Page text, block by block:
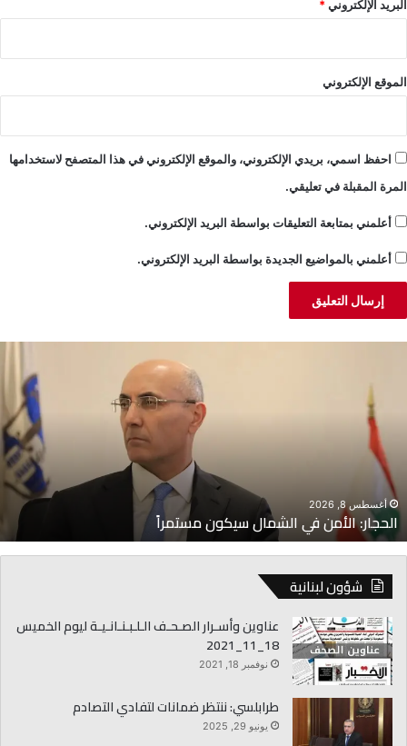
البريد الإلكتروني*
الموقع الإلكتروني
احفظ اسمي، بريدي الإلكتروني، والموقع الإلكتروني في هذا المتصفح لاستخدامها
المرة المقبلة في تعليقي.
أعلمني بمتابعة التعليقات بواسطة البريد الإلكتروني.
أعلمني بالمواضيع الجديدة بواسطة البريد الإلكتروني.
الشمال
سيكون
مستمراً
أغسطس 8, 2026
الحجار: الأمن في الشمال سيكون مستمراً
شؤون لبنانية
عناوين وأسـرار الصـحـف الـلـبـنـانـيـة ليوم الخميس
18_11_2021
نوفمبر 18, 2021
طرابلسي: ننتظر ضمانات لتفادي التصادم
يونيو 29, 2025